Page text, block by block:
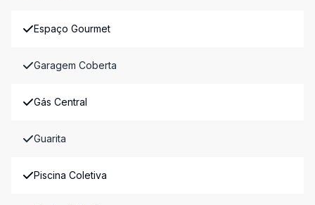
Espaço Gourmet
Garagem Coberta
Gás Central
Guarita
Piscina Coletiva